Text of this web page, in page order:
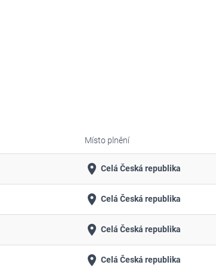
Místo plnění
place Celá Česká republika
place Celá Česká republika
place Celá Česká republika
place Celá Česká republika